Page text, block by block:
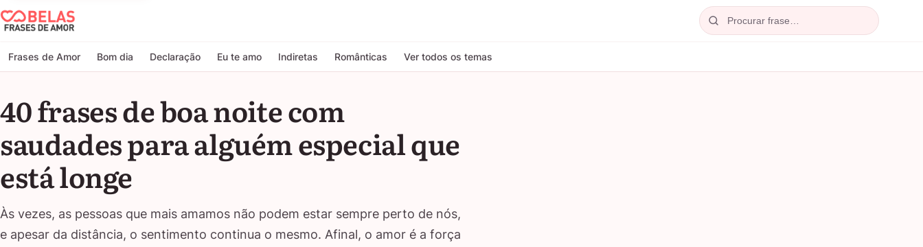
Belas Frases de Amor
Frases de Amor Bom dia Declaração Eu te amo Indiretas Românticas Ver todos os temas
40 frases de boa noite com
saudades para alguém especial que
está longe
Às vezes, as pessoas que mais amamos não podem estar sempre perto de nós,
e apesar da distância, o sentimento continua o mesmo. Afinal, o amor é a força